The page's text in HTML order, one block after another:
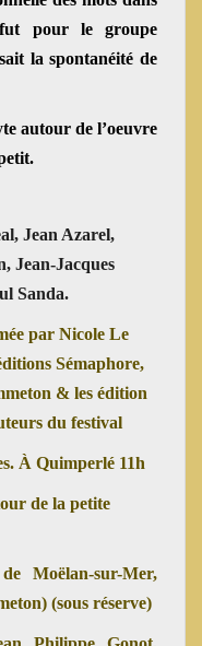
pour le groupe
la spontanéité de
autour de l’oeuvre
.
Jean Azarel,
Jean-Jacques
Sanda.
par Nicole Le
Sémaphore,
& les édition
du festival
À Quimperlé 11h
de la petite
Moëlan-sur-Mer,
(sous réserve)